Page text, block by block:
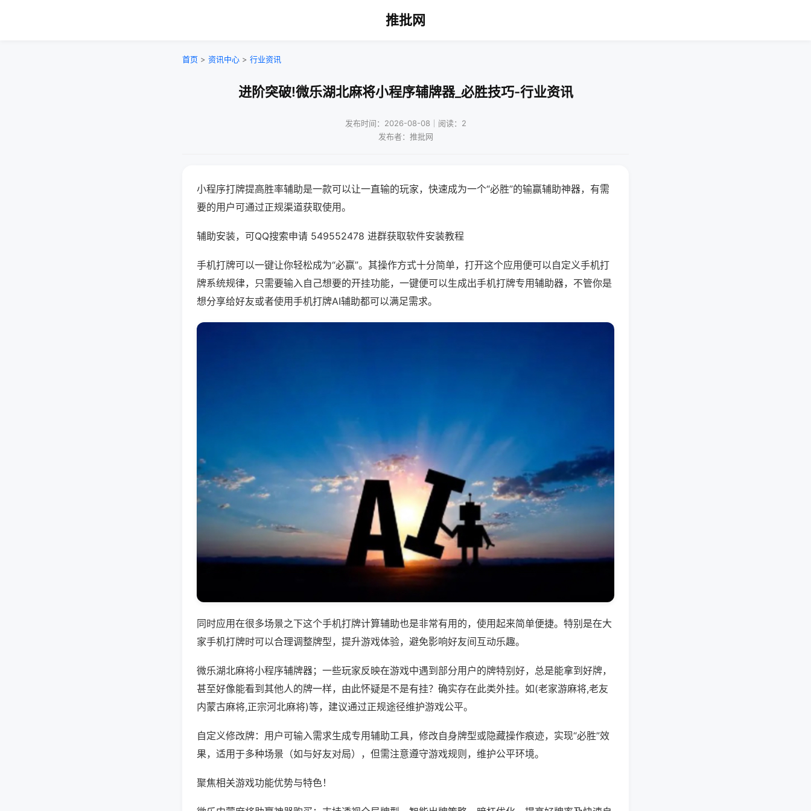
推批网
首页 > 资讯中心 > 行业资讯
进阶突破!微乐湖北麻将小程序辅牌器_必胜技巧-行业资讯
发布时间：2026-08-08｜阅读：2
发布者：推批网
小程序打牌提高胜率辅助是一款可以让一直输的玩家，快速成为一个“必胜”的输赢辅助神器，有需
要的用户可通过正规渠道获取使用。
辅助安装，可QQ搜索申请 549552478 进群获取软件安装教程
手机打牌可以一键让你轻松成为“必赢”。其操作方式十分简单，打开这个应用便可以自定义手机打
牌系统规律，只需要输入自己想要的开挂功能，一键便可以生成出手机打牌专用辅助器，不管你是
想分享给好友或者使用手机打牌AI辅助都可以满足需求。
同时应用在很多场景之下这个手机打牌计算辅助也是非常有用的，使用起来简单便捷。特别是在大
家手机打牌时可以合理调整牌型，提升游戏体验，避免影响好友间互动乐趣。
微乐湖北麻将小程序辅牌器；一些玩家反映在游戏中遇到部分用户的牌特别好，总是能拿到好牌，
甚至好像能看到其他人的牌一样，由此怀疑是不是有挂？确实存在此类外挂。如(老家游麻将,老友
内蒙古麻将,正宗河北麻将)等，建议通过正规途径维护游戏公平。
自定义修改牌：用户可输入需求生成专用辅助工具，修改自身牌型或隐藏操作痕迹，实现“必胜”效
果，适用于多种场景（如与好友对局），但需注意遵守游戏规则，维护公平环境。
聚焦相关游戏功能优势与特色！